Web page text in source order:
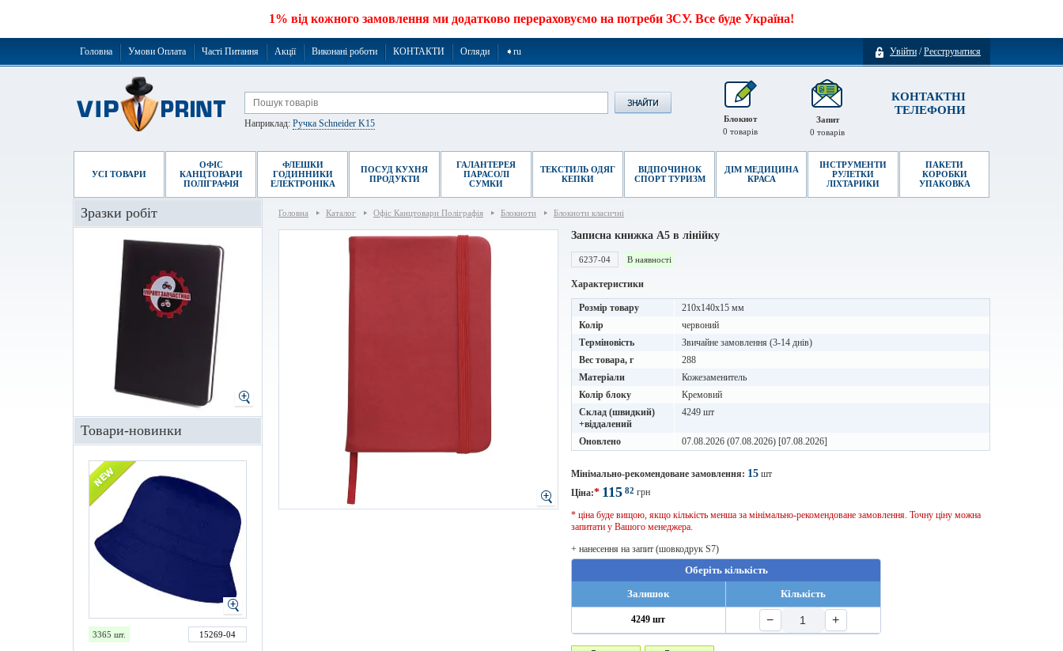
1% від кожного замовлення ми додатково перераховуємо на потреби ЗСУ. Все буде Україна!
Увійти /Реєструватися
Головна Умови Оплата Часті Питання Акції Виконані роботи КОНТАКТИ Огляди ➧ru
КОНТАКТНІ
ТЕЛЕФОНИ
Запит
0 товарів
Наприклад: Ручка Schneider K15
Блокнот
0 товарів
УСІ ТОВАРИ
ОФІС
КАНЦТОВАРИ
ПОЛІГРАФІЯ
ФЛЕШКИ
ГОДИННИКИ
ЕЛЕКТРОНІКА
ПОСУД КУХНЯ
ПРОДУКТИ
ГАЛАНТЕРЕЯ
ПАРАСОЛІ
СУМКИ
ТЕКСТИЛЬ ОДЯГ
КЕПКИ
ВІДПОЧИНОК
СПОРТ ТУРИЗМ
ДІМ МЕДИЦИНА
КРАСА
ІНСТРУМЕНТИ
РУЛЕТКИ
ЛІХТАРИКИ
ПАКЕТИ
КОРОБКИ
УПАКОВКА
Головна Каталог Офіс Канцтовари Поліграфія Блокноти Блокноти класичні
Записна книжка A5 в лінійку
6237-04 В наявності
Характеристики
Розмір товару
210х140х15 мм
Колір
червоний
Терміновість
Звичайне замовлення (3-14 днів)
Вес товара, г
288
Матеріали
Кожезаменитель
Колір блоку
Кремовий
Склад (швидкий)
+віддалений
4249 шт
Оновлено 07.08.2026 (07.08.2026) [07.08.2026]
Мінімально-рекомендоване замовлення: 15 шт
Ціна:* 115 82 грн
* ціна буде вищою, якщо кількість менша за мінімально-рекомендоване замовлення. Точну ціну можна
запитати у Вашого менеджера.
+ нанесення на запит (шовкодрук S7)
Оберіть кількість
Залишок
Кількість
4249 шт − +
Зразки робіт
Товари-новинки
3365 шт. 15269-04